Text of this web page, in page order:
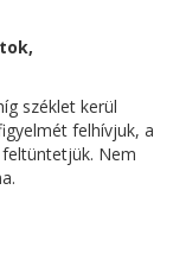
széklet kerül
felhívjuk, a
Nem